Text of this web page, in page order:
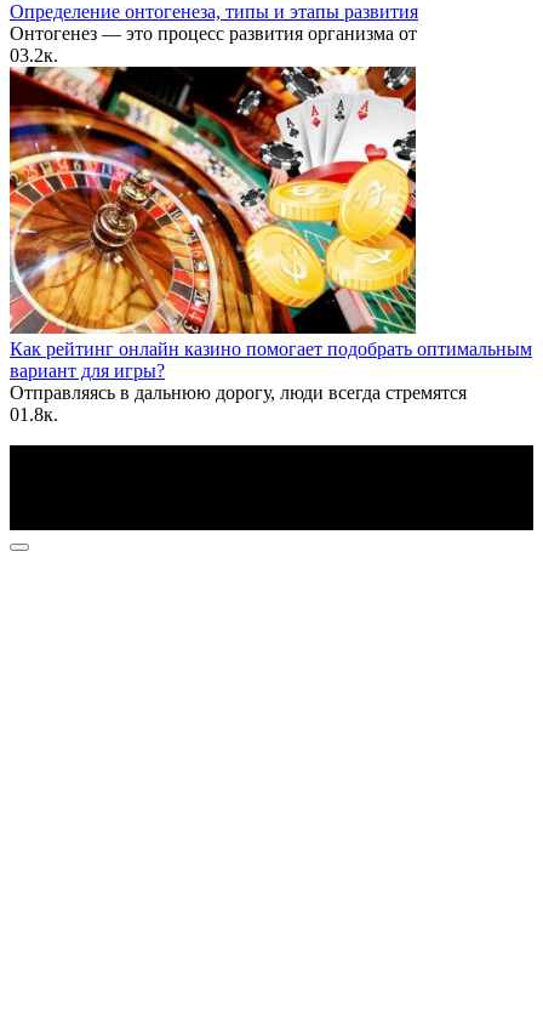
Определение онтогенеза, типы и этапы развития
Онтогенез — это процесс развития организма от
03.2к.
Как рейтинг онлайн казино помогает подобрать оптимальным
вариант для игры?
Отправляясь в дальнюю дорогу, люди всегда стремятся
01.8к.